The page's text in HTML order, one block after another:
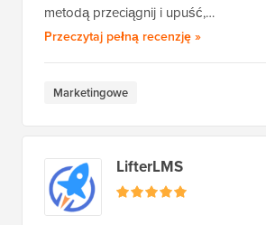
metodą przeciągnij i upuść,…
Przeczytaj pełną recenzjęGravity Forms
»
Marketingowe
LifterLMS